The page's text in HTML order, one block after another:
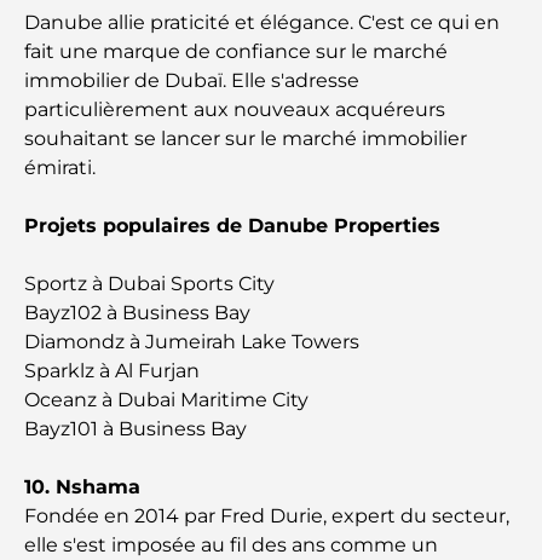
complet
Guide complet de l'indice des frais de service à
Dubaï
Les meilleurs clubs sportifs de Dubaï : quand le
destinations fitness les plus exclusives de la ville
Les penthouses les plus chers de Dubaï
Les clubs de golf les plus chers de Dubaï : un
guide pour golfeurs de luxe
Déménager du Canada à Dubaï : Guide complet
du déménagement
Danube allie praticité et élégance. C'est ce qui en
fait une marque de confiance sur le marché
immobilier de Dubaï. Elle s'adresse
particulièrement aux nouveaux acquéreurs
souhaitant se lancer sur le marché immobilier
émirati.
Projets populaires de Danube Properties
Sportz à Dubai Sports City
Bayz102 à Business Bay
Diamondz à Jumeirah Lake Towers
Sparklz à Al Furjan
Oceanz à Dubai Maritime City
Bayz101 à Business Bay
10. Nshama
Fondée en 2014 par Fred Durie, expert du secteur,
elle s'est imposée au fil des ans comme un